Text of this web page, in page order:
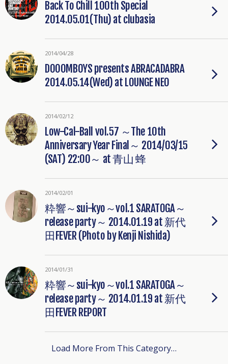
Back To Chill 100th Special
2014.05.01(Thu) at clubasia
2014/04/28
DOOOMBOYS presents ABRACADABRA
2014.05.14(Wed) at LOUNGE NEO
2014/02/12
Low-Cal-Ball vol.57 ～The 10th
Anniversary Year Final～ 2014/03/15
(SAT) 22:00～ at 青山 蜂
2014/02/01
粋響～sui-kyo～vol.1 SARATOGA～
release party～ 2014.01.19 at 新代
田FEVER (Photo by Kenji Nishida)
2014/01/31
粋響～sui-kyo～vol.1 SARATOGA～
release party～ 2014.01.19 at 新代
田FEVER REPORT
Load More From This Category…